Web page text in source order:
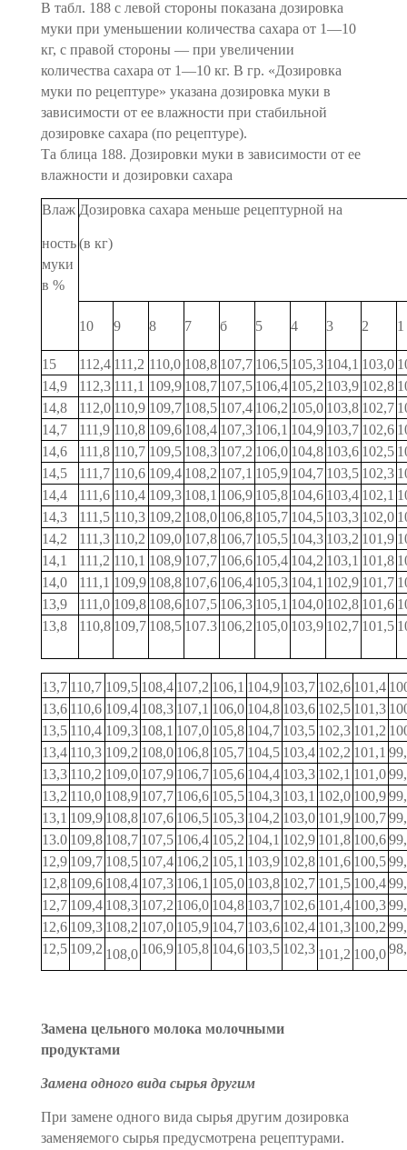
В табл. 188 с левой стороны показана дозировка
муки при уменьшении количества сахара от 1—10
кг, с правой стороны — при увеличении
количества сахара от 1—10 кг. В гр. «Дозировка
муки по рецептуре» указана дозировка муки в
зависимости от ее влажности при стабильной
дозировке сахара (по рецептуре).
Та блица 188. Дозировки муки в зависимости от ее
влажности и дозировки сахара
Влаж
ность
муки
в %
Дозировка сахара меньше рецептурной на
(в кг)
10 9 8 7 б 5 4 3 2 1
15 112,4 111,2 110,0 108,8 107,7 106,5 105,3 104,1 103,0
14,9
112,3 111,1 109,9 108,7 107,5 106,4 105,2 103,9 102,8
14,8
112,0 110,9 109,7 108,5 107,4 106,2 105,0 103,8 102,7
14,7
111,9 110,8 109,6 108,4 107,3 106,1 104,9 103,7 102,6
14,6
111,8 110,7 109,5 108,3 107,2 106,0 104,8 103,6 102,5
14,5
111,7 110,6 109,4 108,2 107,1 105,9 104,7 103,5 102,3
14,4
111,6 110,4 109,3 108,1 106,9 105,8 104,6 103,4 102,1
14,3
111,5 110,3 109,2 108,0 106,8 105,7 104,5 103,3 102,0
14,2
111,3 110,2 109,0 107,8 106,7 105,5 104,3 103,2 101,9
14,1
111,2 110,1 108,9 107,7 106,6 105,4 104,2 103,1 101,8
14,0
111,1 109,9 108,8 107,6 106,4 105,3 104,1 102,9 101,7
13,9
111,0 109,8 108,6 107,5 106,3 105,1 104,0 102,8 101,6
13,8
110,8 109,7 108,5 107.3 106,2 105,0 103,9 102,7 101,5
13,7 110,7 109,5 108,4 107,2 106,1 104,9 103,7 102,6 101,4
13,6 110,6 109,4 108,3 107,1 106,0 104,8 103,6 102,5 101,3
13,5 110,4 109,3 108,1 107,0 105,8 104,7 103,5 102,3 101,2
13,4 110,3 109,2 108,0 106,8 105,7 104,5 103,4 102,2 101,1
13,3 110,2 109,0 107,9 106,7 105,6 104,4 103,3 102,1 101,0
13,2 110,0 108,9 107,7 106,6 105,5 104,3 103,1 102,0 100,9
13,1 109,9 108,8 107,6 106,5 105,3 104,2 103,0 101,9 100,7
13.0 109,8 108,7 107,5 106,4 105,2 104,1 102,9 101,8 100,6
12,9 109,7 108,5 107,4 106,2 105,1 103,9 102,8 101,6 100,5
12,8 109,6 108,4 107,3 106,1 105,0 103,8 102,7 101,5 100,4
12,7 109,4 108,3 107,2 106,0 104,8 103,7 102,6 101,4 100,3
12,6 109,3 108,2 107,0 105,9 104,7 103,6 102,4 101,3 100,2
12,5 109,2 108,0 106,9 105,8 104,6 103,5 102,3 101,2 100,0
Замена цельного молока молочными
продуктами
Замена одного вида сырья другим
При замене одного вида сырья другим дозировка
заменяемо­го сырья предусмотрена рецептурами.